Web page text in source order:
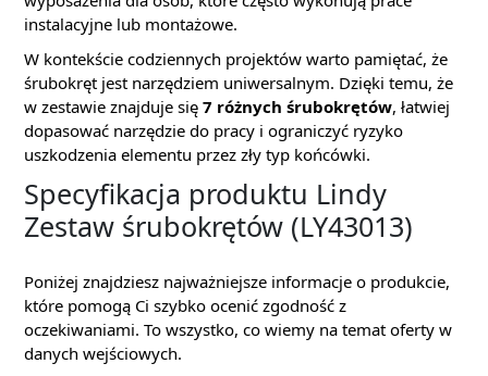
instalacyjne lub montażowe.
W kontekście codziennych projektów warto pamiętać, że
śrubokręt jest narzędziem uniwersalnym. Dzięki temu, że
w zestawie znajduje się 7 różnych śrubokrętów, łatwiej
dopasować narzędzie do pracy i ograniczyć ryzyko
uszkodzenia elementu przez zły typ końcówki.
Specyfikacja produktu Lindy
Zestaw śrubokrętów (LY43013)
Poniżej znajdziesz najważniejsze informacje o produkcie,
które pomogą Ci szybko ocenić zgodność z
oczekiwaniami. To wszystko, co wiemy na temat oferty w
danych wejściowych.